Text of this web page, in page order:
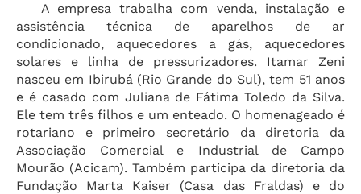
A empresa trabalha com venda, instalação e
assistência técnica de aparelhos de ar
condicionado, aquecedores a gás, aquecedores
solares e linha de pressurizadores. Itamar Zeni
nasceu em Ibirubá (Rio Grande do Sul), tem 51 anos
e é casado com Juliana de Fátima Toledo da Silva.
Ele tem três filhos e um enteado. O homenageado é
rotariano e primeiro secretário da diretoria da
Associação Comercial e Industrial de Campo
Mourão (Acicam). Também participa da diretoria da
Fundação Marta Kaiser (Casa das Fraldas) e do